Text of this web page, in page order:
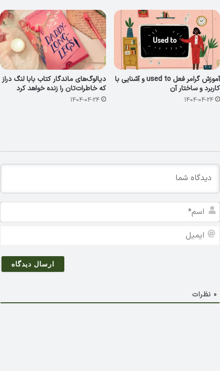
آموزش گرامر فعل used to و آشنایی با
کاربرد و ساختار آن
1404-04-24
دیالوگ‌های ماندگار کتاب بابا لنگ دراز
که خاطرات‌تان را زنده خواهد کرد
1404-04-24
0 نظرات